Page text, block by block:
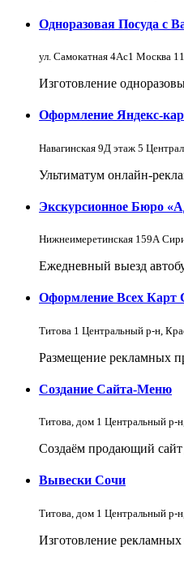
Одноразовая Посуда с
ул. Самокатная 4Ас1 Москва
Изготовление
Оформление Яндекс-
Навагинская 9Д этаж 5
Ультиматум онлайн-
Экскурсионное Бюро
Нижнеимеретинская 159А
Ежедневный выезд
Оформление Всех
Титова 1 Центральный р-н,
Размещение рекламных
Создание Сайта-Меню
Титова, дом 1 Центральный р-
Создаём продающий сайт
Вывески Сочи
Титова, дом 1 Центральный р-
Изготовление